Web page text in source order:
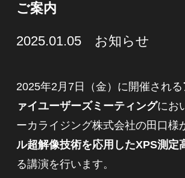
ご案内
2025.01.05 お知らせ
2025年2月7日（金）に開催される
ァイユーザーズミーティングにお
ーカライジング株式会社の田口様
ル超解像技術を応用したXPS測定
る講演を行います。